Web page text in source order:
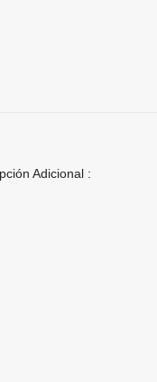
Adicional :